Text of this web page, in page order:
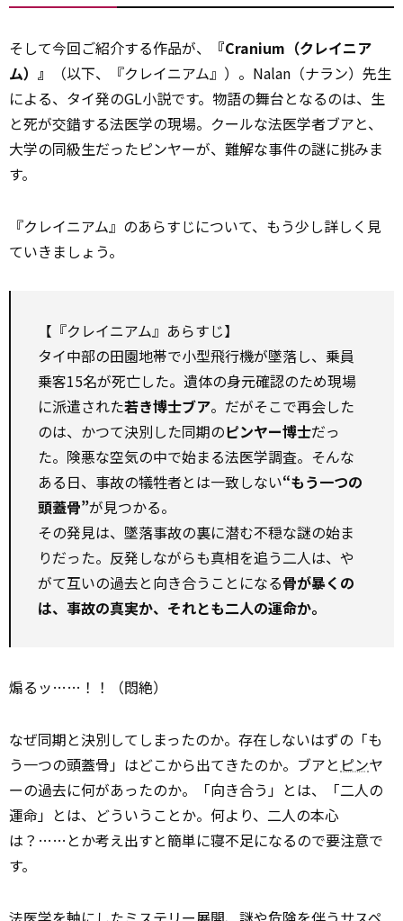
そして今回ご紹介する作品が、
『Cranium（クレイニア
ム）』
（以下、『クレイニアム』）。Nalan（ナラン）先生
による、タイ発のGL小説です。物語の舞台となるのは、生
と死が交錯する法医学の現場。クールな法医学者ブアと、
大学の同級生だったピンヤーが、難解な事件の謎に挑みま
す。
『クレイニアム』のあらすじについて、もう少し詳しく見
ていきましょう。
【『クレイニアム』あらすじ】
タイ中部の田園地帯で小型飛行機が墜落し、乗員
乗客15名が死亡した。遺体の身元確認のため現場
に派遣された若き博士ブア。だがそこで再会した
のは、かつて決別した同期のピンヤー博士だっ
た。険悪な空気の中で始まる法医学調査。そんな
ある日、事故の犠牲者とは一致しない“もう一つの
頭蓋骨”が見つかる。
その発見は、墜落事故の裏に潜む不穏な謎の始ま
りだった。反発しながらも真相を追う二人は、や
がて互いの過去と向き合うことになる――骨が暴くの
は、事故の真実か、それとも二人の運命か。
煽るッ……！！（悶絶）
なぜ同期と決別してしまったのか。存在しないはずの「も
う一つの頭蓋骨」はどこから出てきたのか。ブアと ピンヤ
ーの過去に何があったのか。「向き合う」とは、「二人の
運命」とは、どういうことか。何より、二人の本心
は？……とか考え出すと簡単に寝不足になるので要注意で
す。